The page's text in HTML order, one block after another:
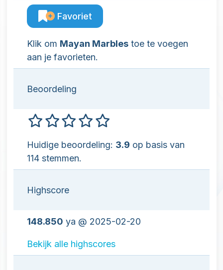
Favoriet
Klik om Mayan Marbles toe te voegen
aan je favorieten.
Beoordeling
Huidige beoordeling: 3.9 op basis van
114 stemmen.
Highscore
148.850 ya @ 2025-02-20
Bekijk alle highscores